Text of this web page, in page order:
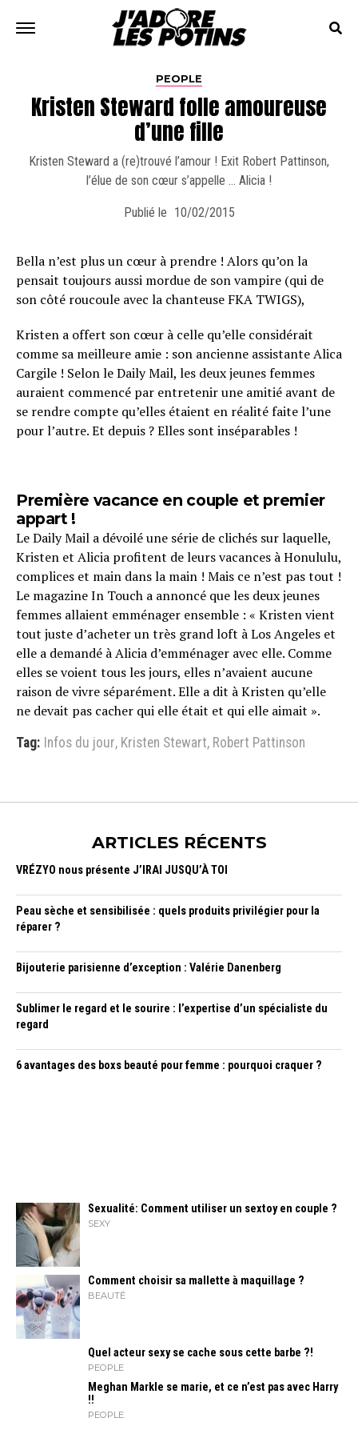
PEOPLE
Kristen Steward folle amoureuse
d’une fille
Kristen Steward a (re)trouvé l’amour ! Exit Robert Pattinson,
l’élue de son cœur s’appelle … Alicia !
Publié le 10/02/2015
Bella n’est plus un cœur à prendre ! Alors qu’on la
pensait toujours aussi mordue de son vampire (qui de
son côté roucoule avec la chanteuse FKA TWIGS),
Kristen a offert son cœur à celle qu’elle considérait
comme sa meilleure amie : son ancienne assistante Alica
Cargile ! Selon le Daily Mail, les deux jeunes femmes
auraient commencé par entretenir une amitié avant de
se rendre compte qu’elles étaient en réalité faite l’une
pour l’autre. Et depuis ? Elles sont inséparables !
Première vacance en couple et premier
appart !
Le Daily Mail a dévoilé une série de clichés sur laquelle,
Kristen et Alicia profitent de leurs vacances à Honululu,
complices et main dans la main ! Mais ce n’est pas tout !
Le magazine In Touch a annoncé que les deux jeunes
femmes allaient emménager ensemble : « Kristen vient
tout juste d’acheter un très grand loft à Los Angeles et
elle a demandé à Alicia d’emménager avec elle. Comme
elles se voient tous les jours, elles n’avaient aucune
raison de vivre séparément. Elle a dit à Kristen qu’elle
ne devait pas cacher qui elle était et qui elle aimait ».
Tag: Infos du jour, Kristen Stewart, Robert Pattinson
ARTICLES RÉCENTS
VRÉZYO nous présente J’IRAI JUSQU’À TOI
Peau sèche et sensibilisée : quels produits privilégier pour la
réparer ?
Bijouterie parisienne d’exception : Valérie Danenberg
Sublimer le regard et le sourire : l’expertise d’un spécialiste du
regard
6 avantages des boxs beauté pour femme : pourquoi craquer ?
Sexualité: Comment utiliser un sextoy en couple ?
SEXY
Comment choisir sa mallette à maquillage ?
BEAUTÉ
Quel acteur sexy se cache sous cette barbe ?!
PEOPLE
Meghan Markle se marie, et ce n’est pas avec Harry
!!
PEOPLE